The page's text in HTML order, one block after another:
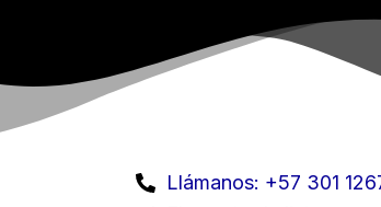
Llámanos: +57 301